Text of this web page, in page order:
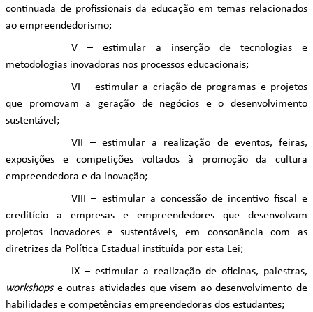
continuada de profissionais da educação em temas relacionados
ao empreendedorismo;
V – estimular a inserção de tecnologias e
metodologias inovadoras nos processos educacionais;
VI – estimular a criação de programas e projetos
que promovam a geração de negócios e o desenvolvimento
sustentável;
VII – estimular a realização de eventos, feiras,
exposições e competições voltados à promoção da cultura
empreendedora e da inovação;
VIII – estimular a concessão de incentivo fiscal e
creditício a empresas e empreendedores que desenvolvam
projetos inovadores e sustentáveis, em consonância com as
diretrizes da Política Estadual instituída por esta Lei;
IX – estimular a realização de oficinas, palestras,
workshopse outras atividades que visem ao desenvolvimento de
habilidades e competências empreendedoras dos estudantes;